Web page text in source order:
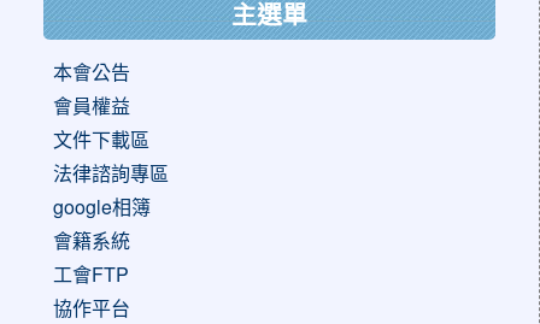
主選單
本會公告
會員權益
文件下載區
法律諮詢專區
google相簿
會籍系統
工會FTP
協作平台